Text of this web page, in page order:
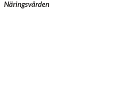
Näringsvärden